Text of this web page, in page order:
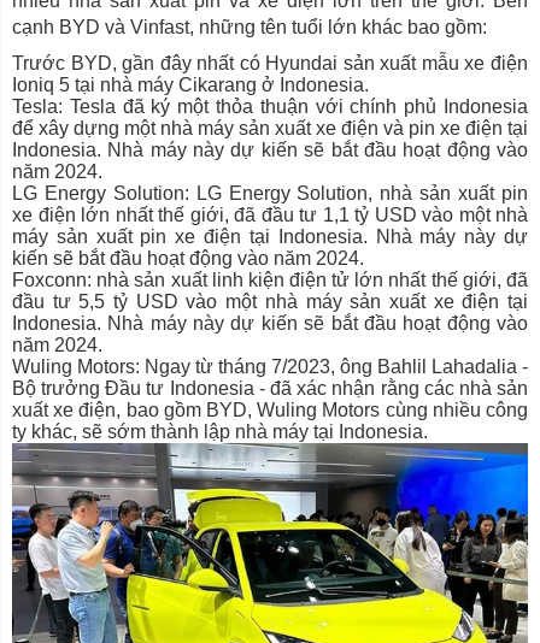
cạnh BYD và Vinfast, những tên tuổi lớn khác bao gồm:
Trước BYD, gần đây nhất có Hyundai sản xuất mẫu xe điện
Ioniq 5 tại nhà máy Cikarang ở Indonesia.
Tesla: Tesla đã ký một thỏa thuận với chính phủ Indonesia
để xây dựng một nhà máy sản xuất xe điện và pin xe điện tại
Indonesia. Nhà máy này dự kiến sẽ bắt đầu hoạt động vào
năm 2024.
LG Energy Solution: LG Energy Solution, nhà sản xuất pin
xe điện lớn nhất thế giới, đã đầu tư 1,1 tỷ USD vào một nhà
máy sản xuất pin xe điện tại Indonesia. Nhà máy này dự
kiến sẽ bắt đầu hoạt động vào năm 2024.
Foxconn: nhà sản xuất linh kiện điện tử lớn nhất thế giới, đã
đầu tư 5,5 tỷ USD vào một nhà máy sản xuất xe điện tại
Indonesia. Nhà máy này dự kiến sẽ bắt đầu hoạt động vào
năm 2024.
Wuling Motors: Ngay từ tháng 7/2023, ông Bahlil Lahadalia -
Bộ trưởng Đầu tư Indonesia - đã xác nhận rằng các nhà sản
xuất xe điện, bao gồm BYD, Wuling Motors cùng nhiều công
ty khác, sẽ sớm thành lập nhà máy tại Indonesia.